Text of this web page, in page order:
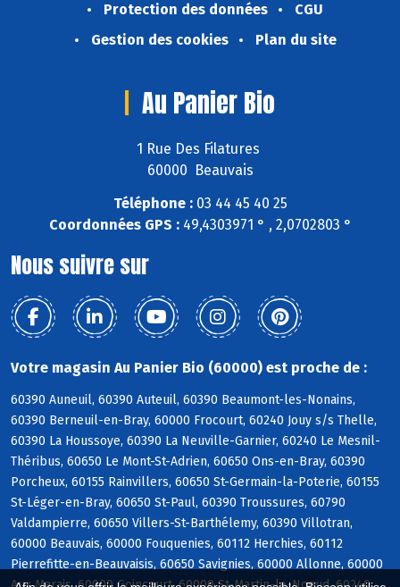
Protection des données
CGU
Gestion des cookies
Plan du site
Au Panier Bio
1 Rue Des Filatures
60000 Beauvais
Téléphone :03 44 45 40 25
Coordonnées GPS :49,4303971 ° , 2,0702803 °
Nous suivre sur
Votre magasin Au Panier Bio (60000) est proche de :
60390 Auneuil, 60390 Auteuil, 60390 Beaumont-les-Nonains,
60390 Berneuil-en-Bray, 60000 Frocourt, 60240 Jouy s/s Thelle,
60390 La Houssoye, 60390 La Neuville-Garnier, 60240 Le Mesnil-
Théribus, 60650 Le Mont-St-Adrien, 60650 Ons-en-Bray, 60390
Porcheux, 60155 Rainvillers, 60650 St-Germain-la-Poterie, 60155
St-Léger-en-Bray, 60650 St-Paul, 60390 Troussures, 60790
Valdampierre, 60650 Villers-St-Barthélemy, 60390 Villotran,
60000 Beauvais, 60000 Fouquenies, 60112 Herchies, 60112
Pierrefitte-en-Beauvaisis, 60650 Savignies, 60000 Allonne, 60000